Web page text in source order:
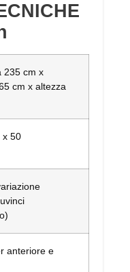
235 cm x
cm x altezza
x 50
anteriore e